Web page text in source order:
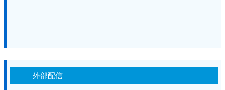
外部配信